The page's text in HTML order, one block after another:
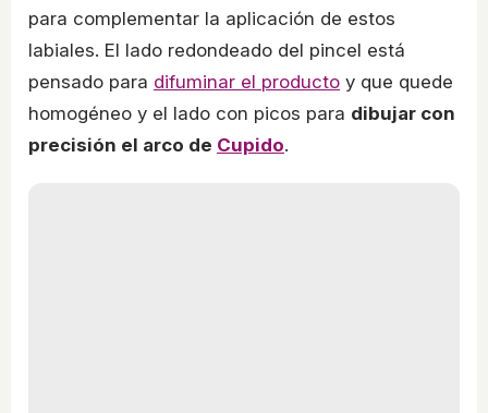
para complementar la aplicación de estos
labiales. El lado redondeado del pincel está
pensado para difuminar el producto y que quede
homogéneo y el lado con picos para dibujar con
precisión el arco de Cupido.